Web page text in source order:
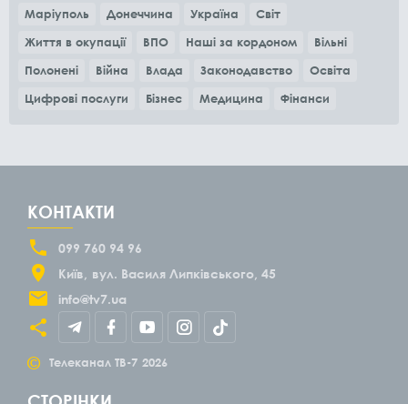
Маріуполь Донеччина Україна
Світ
Життя в окупації
ВПО Наші за кордоном
Вільні
Полонені
Війна Влада Законодавство
Освіта
Цифрові послуги
Бізнес Медицина Фінанси
КОНТАКТИ
099 760 94 96
Київ
вул. Василя Липківського, 45
info@tv7.ua
© Телеканал ТВ-7 2026